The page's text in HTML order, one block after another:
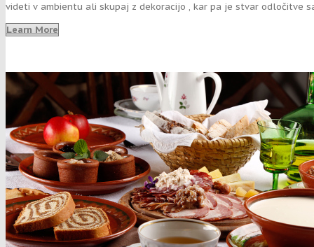
videti v ambientu ali skupaj z dekoracijo , kar pa je stvar odločitve
Learn More